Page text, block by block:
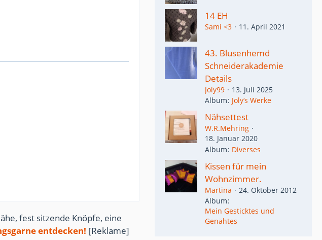
fest sitzende Knöpfe, eine
entdecken! [Reklame]
14 EH
Sami <3 11. April 2021
43. Blusenhemd
Schneiderakademie
Details
Joly99
13. Juli 2025
Album Joly‘s Werke
Nähsettest
W.R.Mehring
18. Januar 2020
Album Diverses
Kissen für mein
Wohnzimmer.
Martina
24. Oktober 2012
Album
Mein Gesticktes und
Genähtes